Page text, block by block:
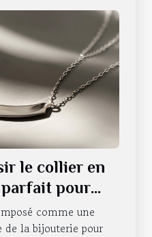
le collier en
parfait pour
comme une
de la bijouterie pour